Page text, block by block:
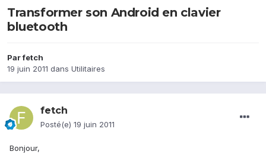
Transformer son Android en clavier
bluetooth
Parfetch
19 juin 2011 dans Utilitaires
fetch
Posté(e) 19 juin 2011
Bonjour,